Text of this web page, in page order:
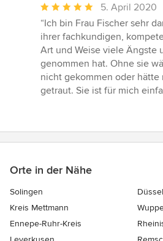
Durchschnittliche
Bewertung:
5
von
5
Sternen
5. April 2020
“Ich bin Frau Fischer sehr
ihrer fachkundigen,
Art und Weise viele Ängste
genommen hat. Ohne sie
nicht gekommen oder
getraut. Sie ist für mich
Orte in der Nähe
Solingen
Kreis Mettmann
Ennepe-Ruhr-Kreis